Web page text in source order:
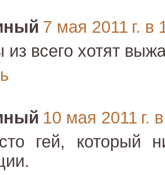
7 мая 2011 г. в
из всего хотят
10 мая 2011 г.
гей, который